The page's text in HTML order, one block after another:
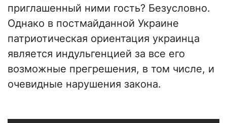
приглашенный ними гость? Безусловно.
Однако в постмайданной Украине
патриотическая ориентация украинца
является индульгенцией за все его
возможные прегрешения, в том числе, и
очевидные нарушения закона.